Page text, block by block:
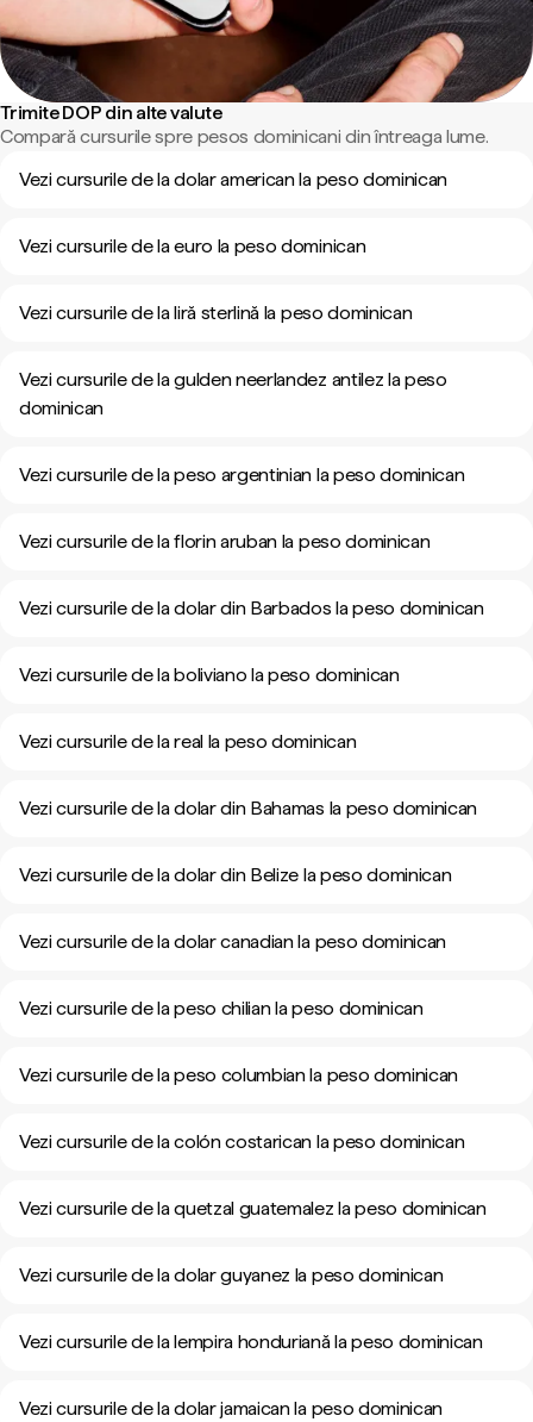
Trimite DOP din alte valute
Compară cursurile spre pesos dominicani din întreaga lume.
Vezi cursurile de la dolar american la peso dominican
Vezi cursurile de la euro la peso dominican
Vezi cursurile de la liră sterlină la peso dominican
Vezi cursurile de la gulden neerlandez antilez la peso
dominican
Vezi cursurile de la peso argentinian la peso dominican
Vezi cursurile de la florin aruban la peso dominican
Vezi cursurile de la dolar din Barbados la peso dominican
Vezi cursurile de la boliviano la peso dominican
Vezi cursurile de la real la peso dominican
Vezi cursurile de la dolar din Bahamas la peso dominican
Vezi cursurile de la dolar din Belize la peso dominican
Vezi cursurile de la dolar canadian la peso dominican
Vezi cursurile de la peso chilian la peso dominican
Vezi cursurile de la peso columbian la peso dominican
Vezi cursurile de la colón costarican la peso dominican
Vezi cursurile de la quetzal guatemalez la peso dominican
Vezi cursurile de la dolar guyanez la peso dominican
Vezi cursurile de la lempira honduriană la peso dominican
Vezi cursurile de la dolar jamaican la peso dominican